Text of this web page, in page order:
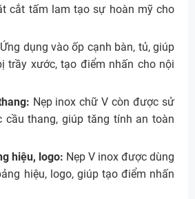
cắt tấm lam tạo sự hoàn mỹ cho
Ứng dụng vào ốp cạnh bàn, tủ, giúp
trầy xước, tạo điểm nhấn cho nội
Nẹp inox chữ V còn được sử
cầu thang, giúp tăng tính an toàn
hiệu, logo: Nẹp V inox được dùng
hiệu, logo, giúp tạo điểm nhấn